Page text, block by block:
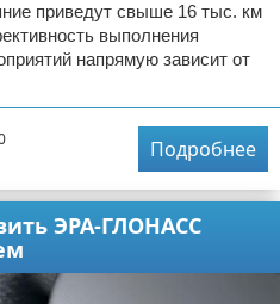
приведут свыше 16 тыс. км
выполнения
напрямую зависит от
Подробнее
ЭРА-ГЛОНАСС